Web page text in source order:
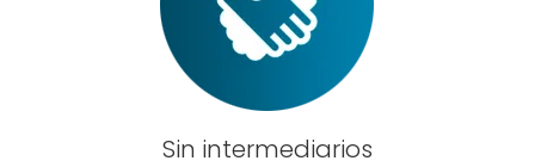
Sin intermediarios